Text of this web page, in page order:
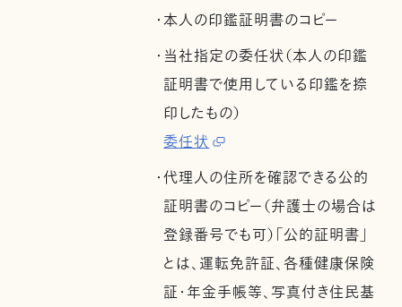
・本人の印鑑証明書のコピー
・当社指定の委任状（本人の印鑑
証明書で使用している印鑑を捺
印したもの）
委任状
・代理人の住所を確認できる公的
証明書のコピー（弁護士の場合は
登録番号でも可）「公的証明書」
とは、運転免許証、各種健康保険
証・年金手帳等、写真付き住民基